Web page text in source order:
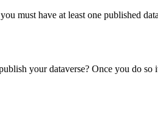
must have at least one published
your dataverse? Once you do so